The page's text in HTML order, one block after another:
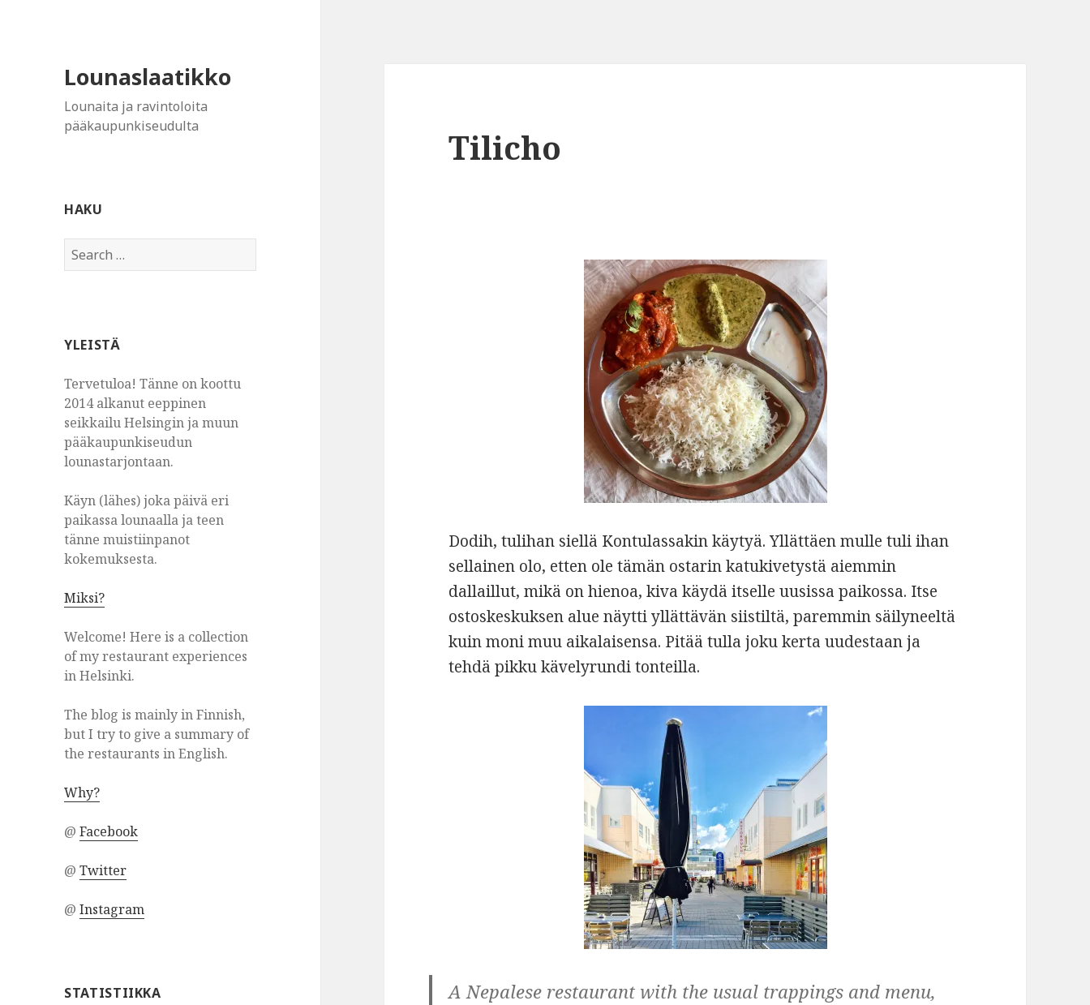
Lounaslaatikko
Lounaita ja ravintoloita
pääkaupunkiseudulta
HAKU
Search
for:
YLEISTÄ
Tervetuloa! Tänne on koottu
2014 alkanut eeppinen
seikkailu Helsingin ja muun
pääkaupunkiseudun
lounastarjontaan.
Käyn (lähes) joka päivä eri
paikassa lounaalla ja teen
tänne muistiinpanot
kokemuksesta.
Miksi?
Welcome! Here is a collection
of my restaurant experiences
in Helsinki.
The blog is mainly in Finnish,
but I try to give a summary of
the restaurants in English.
Why?
@Facebook
@Twitter
@Instagram
STATISTIIKKA
Tilicho
Dodih, tulihan siellä Kontulassakin käytyä. Yllättäen mulle tuli ihan
sellainen olo, etten ole tämän ostarin katukivetystä aiemmin
dallaillut, mikä on hienoa, kiva käydä itselle uusissa paikossa. Itse
ostoskeskuksen alue näytti yllättävän siistiltä, paremmin säilyneeltä
kuin moni muu aikalaisensa. Pitää tulla joku kerta uudestaan ja
tehdä pikku kävelyrundi tonteilla.
A Nepalese restaurant with the usual trappings and menu,